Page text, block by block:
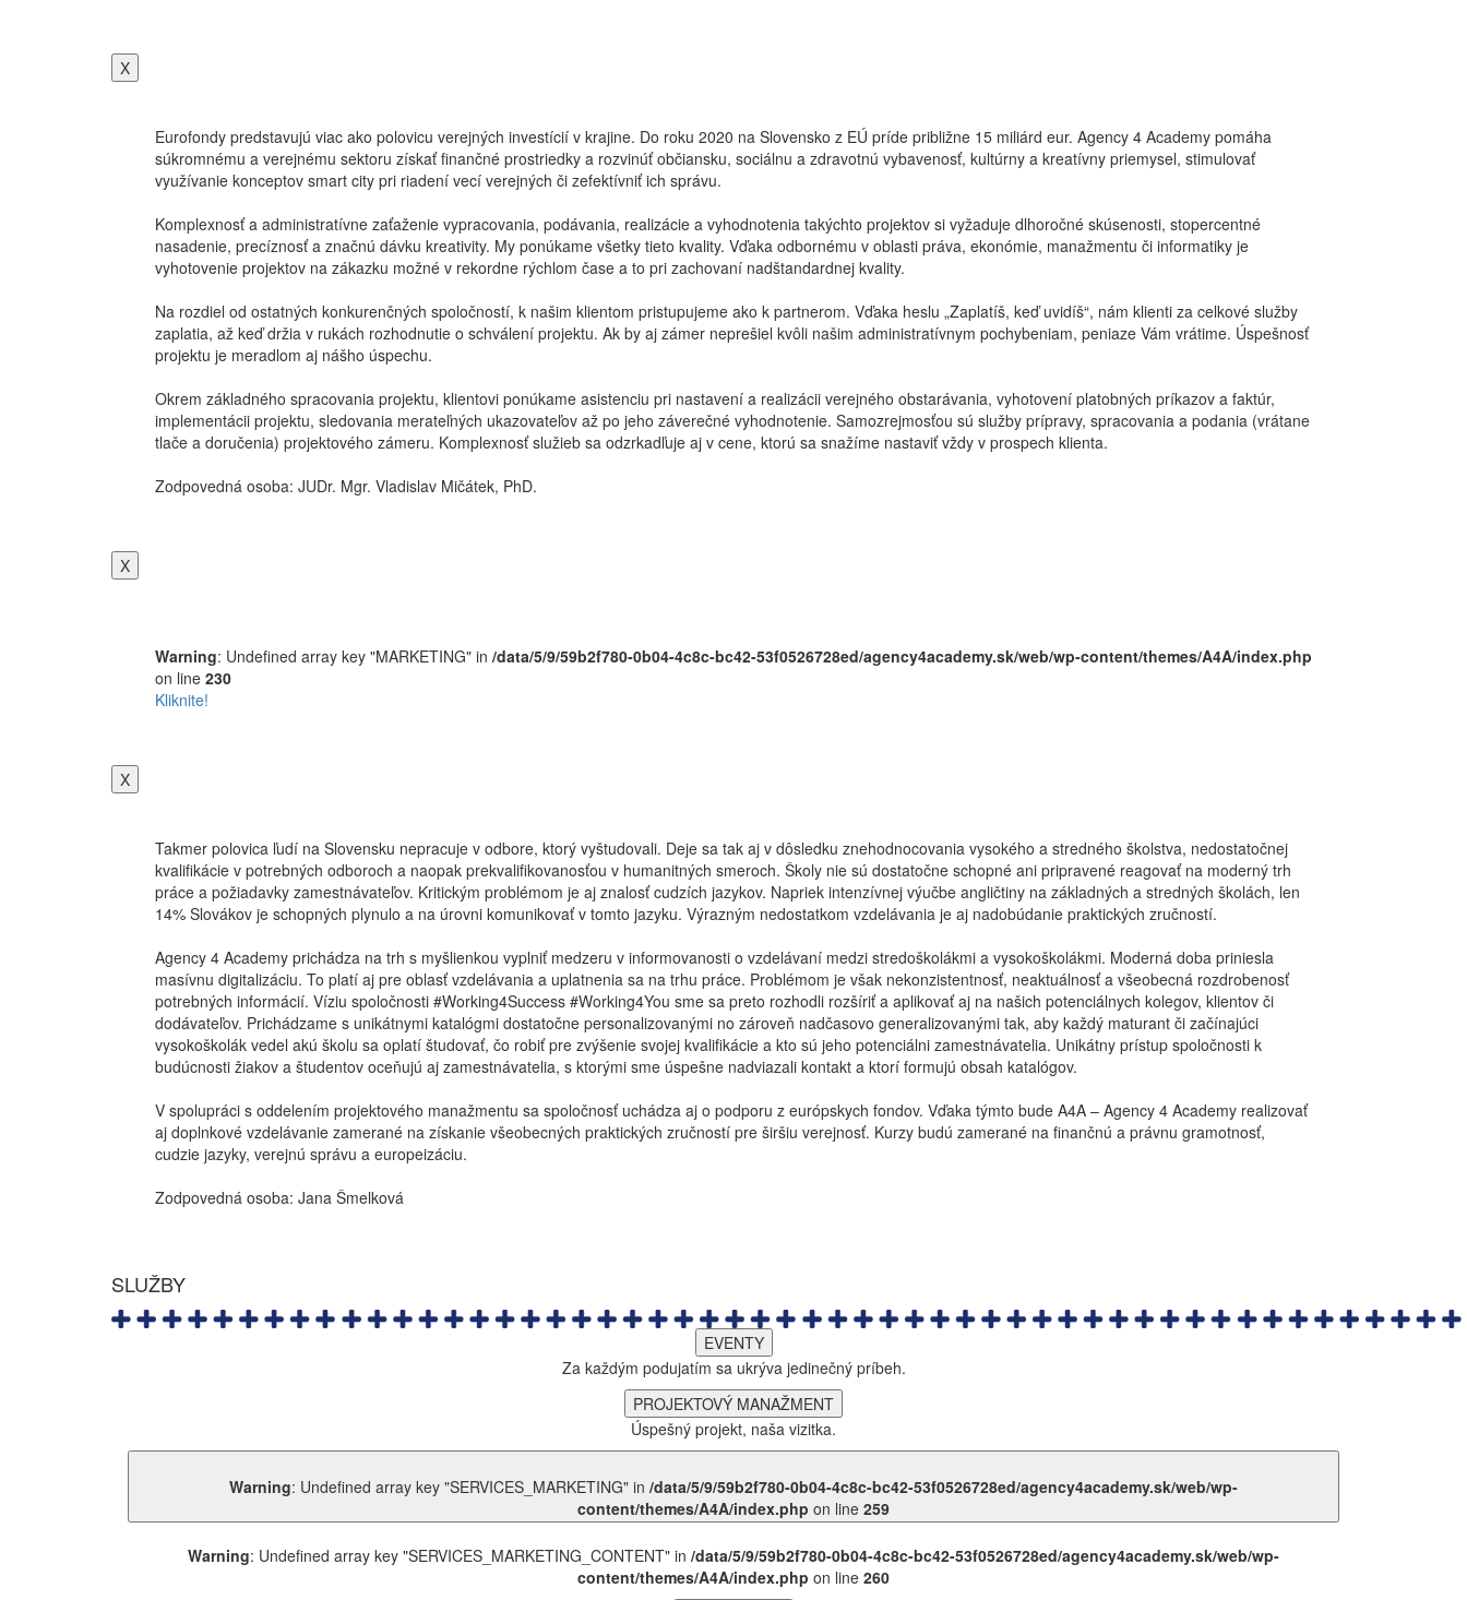
X
Eurofondy predstavujú viac ako polovicu verejných investícií v krajine. Do roku 2020 na Slovensko z EÚ príde približne 15 miliárd eur. Agency 4 Academy pomáha
súkromnému a verejnému sektoru získať finančné prostriedky a rozvinúť občiansku, sociálnu a zdravotnú vybavenosť, kultúrny a kreatívny priemysel, stimulovať
využívanie konceptov smart city pri riadení vecí verejných či zefektívniť ich správu.
Komplexnosť a administratívne zaťaženie vypracovania, podávania, realizácie a vyhodnotenia takýchto projektov si vyžaduje dlhoročné skúsenosti, stopercentné
nasadenie, precíznosť a značnú dávku kreativity. My ponúkame všetky tieto kvality. Vďaka odbornému v oblasti práva, ekonómie, manažmentu či informatiky je
vyhotovenie projektov na zákazku možné v rekordne rýchlom čase a to pri zachovaní nadštandardnej kvality.
Na rozdiel od ostatných konkurenčných spoločností, k našim klientom pristupujeme ako k partnerom. Vďaka heslu „Zaplatíš, keď uvidíš“, nám klienti za celkové služby
zaplatia, až keď držia v rukách rozhodnutie o schválení projektu. Ak by aj zámer neprešiel kvôli našim administratívnym pochybeniam, peniaze Vám vrátime. Úspešnosť
projektu je meradlom aj nášho úspechu.
Okrem základného spracovania projektu, klientovi ponúkame asistenciu pri nastavení a realizácii verejného obstarávania, vyhotovení platobných príkazov a faktúr,
implementácii projektu, sledovania merateľných ukazovateľov až po jeho záverečné vyhodnotenie. Samozrejmosťou sú služby prípravy, spracovania a podania (vrátane
tlače a doručenia) projektového zámeru. Komplexnosť služieb sa odzrkadľuje aj v cene, ktorú sa snažíme nastaviť vždy v prospech klienta.
Zodpovedná osoba: JUDr. Mgr. Vladislav Mičátek, PhD.
X
Warning: Undefined array key "MARKETING" in /data/5/9/59b2f780-0b04-4c8c-bc42-53f0526728ed/agency4academy.sk/web/wp-content/themes/A4A/index.php
on line 230
Kliknite!
X
Takmer polovica ľudí na Slovensku nepracuje v odbore, ktorý vyštudovali. Deje sa tak aj v dôsledku znehodnocovania vysokého a stredného školstva, nedostatočnej
kvalifikácie v potrebných odboroch a naopak prekvalifikovanosťou v humanitných smeroch. Školy nie sú dostatočne schopné ani pripravené reagovať na moderný trh
práce a požiadavky zamestnávateľov. Kritickým problémom je aj znalosť cudzích jazykov. Napriek intenzívnej výučbe angličtiny na základných a stredných školách, len
14% Slovákov je schopných plynulo a na úrovni komunikovať v tomto jazyku. Výrazným nedostatkom vzdelávania je aj nadobúdanie praktických zručností.
Agency 4 Academy prichádza na trh s myšlienkou vyplniť medzeru v informovanosti o vzdelávaní medzi stredoškolákmi a vysokoškolákmi. Moderná doba priniesla
masívnu digitalizáciu. To platí aj pre oblasť vzdelávania a uplatnenia sa na trhu práce. Problémom je však nekonzistentnosť, neaktuálnosť a všeobecná rozdrobenosť
potrebných informácií. Víziu spoločnosti #Working4Success #Working4You sme sa preto rozhodli rozšíriť a aplikovať aj na našich potenciálnych kolegov, klientov či
dodávateľov. Prichádzame s unikátnymi katalógmi dostatočne personalizovanými no zároveň nadčasovo generalizovanými tak, aby každý maturant či začínajúci
vysokoškolák vedel akú školu sa oplatí študovať, čo robiť pre zvýšenie svojej kvalifikácie a kto sú jeho potenciálni zamestnávatelia. Unikátny prístup spoločnosti k
budúcnosti žiakov a študentov oceňujú aj zamestnávatelia, s ktorými sme úspešne nadviazali kontakt a ktorí formujú obsah katalógov.
V spolupráci s oddelením projektového manažmentu sa spoločnosť uchádza aj o podporu z európskych fondov. Vďaka týmto bude A4A – Agency 4 Academy realizovať
aj doplnkové vzdelávanie zamerané na získanie všeobecných praktických zručností pre širšiu verejnosť. Kurzy budú zamerané na finančnú a právnu gramotnosť,
cudzie jazyky, verejnú správu a europeizáciu.
Zodpovedná osoba: Jana Šmelková
SLUŽBY
EVENTY
Za každým podujatím sa ukrýva jedinečný príbeh.
PROJEKTOVÝ MANAŽMENT
Úspešný projekt, naša vizitka.
Warning : Undefined array key "SERVICES_MARKETING" in /data/5/9/59b2f780-0b04-4c8c-bc42-53f0526728ed/agency4academy.sk/web/wp-
content/themes/A4A/index.php on line 259
Warning: Undefined array key "SERVICES_MARKETING_CONTENT" in /data/5/9/59b2f780-0b04-4c8c-bc42-53f0526728ed/agency4academy.sk/web/wp-
content/themes/A4A/index.php on line 260